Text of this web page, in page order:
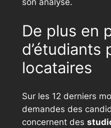
son analyse.
De plus en
d’étudiants
locataires
Sur les 12 derniers
demandes des
concernent des